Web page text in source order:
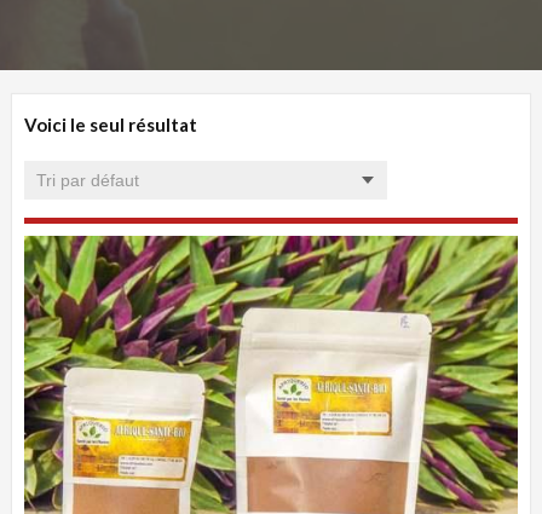
Voici le seul résultat